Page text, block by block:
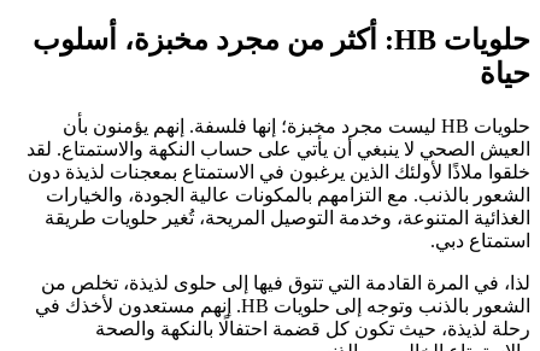
حلويات HB: أكثر من مجرد مخبزة، أسلوب
حياة
حلويات HB ليست مجرد مخبزة؛ إنها فلسفة. إنهم يؤمنون بأن
العيش الصحي لا ينبغي أن يأتي على حساب النكهة والاستمتاع. لقد
خلقوا ملاذًا لأولئك الذين يرغبون في الاستمتاع بمعجنات لذيذة دون
الشعور بالذنب. مع التزامهم بالمكونات عالية الجودة، والخيارات
الغذائية المتنوعة، وخدمة التوصيل المريحة، تُغير حلويات طريقة
استمتاع دبي.
لذا، في المرة القادمة التي تتوق فيها إلى حلوى لذيذة، تخلص من
الشعور بالذنب وتوجه إلى حلويات HB. إنهم مستعدون لأخذك في
رحلة لذيذة، حيث تكون كل قضمة احتفالًا بالنكهة والصحة